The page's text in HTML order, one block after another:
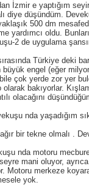
İzmir e yaptığım
diye düşündüm.
500 dm
yardımcı oldu.
2 de uygulama
Türkiye deki
engel (eğer
bile çok yerde zor yer
bakıyorlar.
olacağını
yaşadığım
bir tekne olmalı .
nda motoru
mani oluyor,
Motoru merkeze
yok.